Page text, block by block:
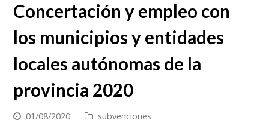
Concertación y empleo con
los municipios y entidades
locales autónomas de la
provincia 2020
01/08/2020 subvenciones